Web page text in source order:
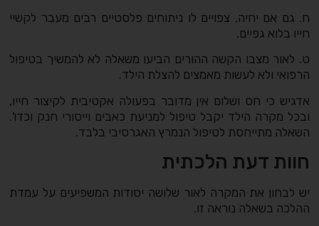
ח. גם אם יחיה, צפויים לו ניתוחים פלסטיים רבים מעבר לקשיי
חייו בלוא גפיים.
ט. לאור מצבו הקשה ההורים הביעו משאלה לא להמשיך בטיפול
הרפואי ולא לעשות מאמצים להצלת הילד.
אדגיש כי חס ושלום אין מדובר בפעולה אקטיבית לקיצור חייו,
ובכל מקרה הילד יקבל טיפול למניעת כאבים וייסורי חנק וכדו'.
השאלה מתייחסת לטיפול הנמרץ האגרסיבי בלבד.
חוות דעת הלכתית
יש לבחון את המקרה לאור שלושה יסודות המשפיעים על עמדת
ההלכה בשאלה נוראה זו.